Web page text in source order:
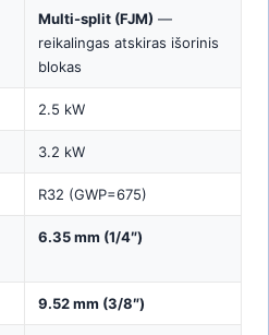
Multi-split (FJM) —
reikalingas atskiras išorinis
blokas
2.5 kW
3.2 kW
R32 (GWP=675)
6.35 mm (1/4″)
9.52 mm (3/8″)